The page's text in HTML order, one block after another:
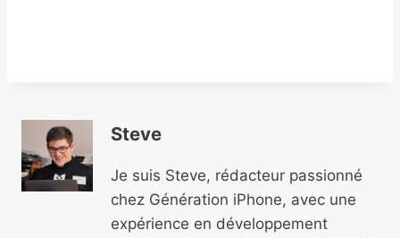
Steve
Je suis Steve, rédacteur passionné
chez Génération iPhone, avec une
expérience en développement